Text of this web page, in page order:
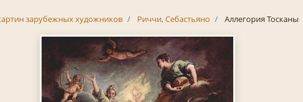
зарубежных художников Риччи, Себастьяно Аллегория Тосканы